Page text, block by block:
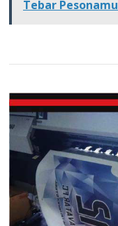
Tebar Pesonamu